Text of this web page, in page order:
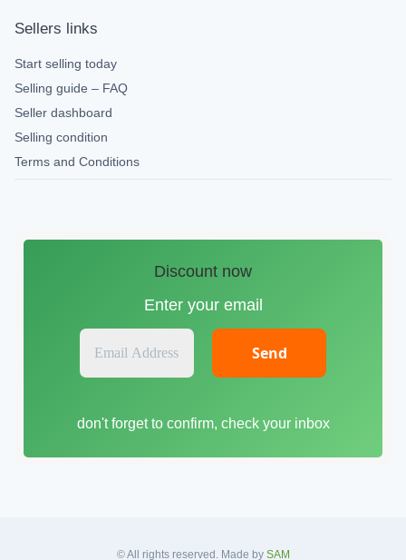
Sellers links
Start selling today
Selling guide – FAQ
Seller dashboard
Selling condition
Terms and Conditions
Discount now
Enter your email
E
a
l
don't forget to confirm, check your inbox
© All rights reserved. Made by SAM